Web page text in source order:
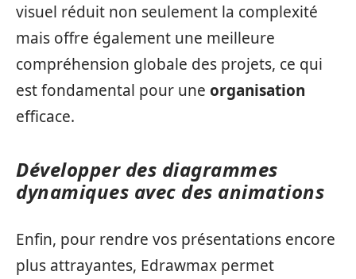
visuel réduit non seulement la complexité
mais offre également une meilleure
compréhension globale des projets, ce qui
est fondamental pour une organisation
efficace.
Développer des diagrammes
dynamiques avec des animations
Enfin, pour rendre vos présentations encore
plus attrayantes, Edrawmax permet